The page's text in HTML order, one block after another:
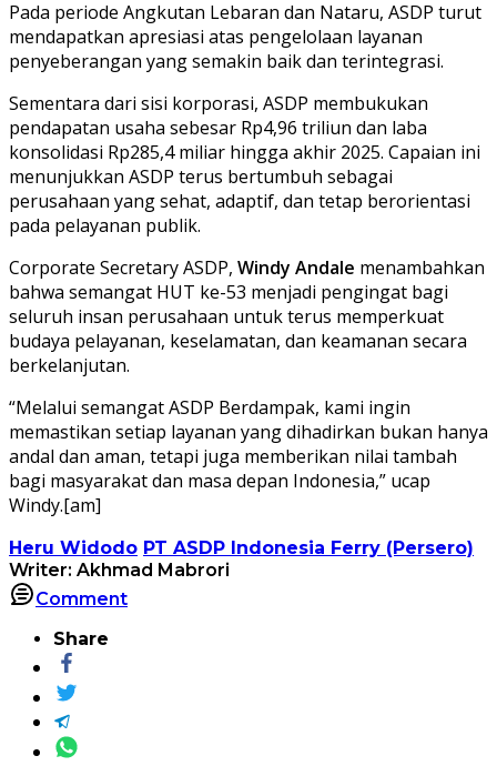
Pada periode Angkutan Lebaran dan Nataru, ASDP turut
mendapatkan apresiasi atas pengelolaan layanan
penyeberangan yang semakin baik dan terintegrasi.
Sementara dari sisi korporasi, ASDP membukukan
pendapatan usaha sebesar Rp4,96 triliun dan laba
konsolidasi Rp285,4 miliar hingga akhir 2025. Capaian ini
menunjukkan ASDP terus bertumbuh sebagai
perusahaan yang sehat, adaptif, dan tetap berorientasi
pada pelayanan publik.
Corporate Secretary ASDP, Windy Andale menambahkan
bahwa semangat HUT ke-53 menjadi pengingat bagi
seluruh insan perusahaan untuk terus memperkuat
budaya pelayanan, keselamatan, dan keamanan secara
berkelanjutan.
“Melalui semangat ASDP Berdampak, kami ingin
memastikan setiap layanan yang dihadirkan bukan hanya
andal dan aman, tetapi juga memberikan nilai tambah
bagi masyarakat dan masa depan Indonesia,” ucap
Windy.[am]
Heru Widodo PT ASDP Indonesia Ferry (Persero)
Writer: Akhmad Mabrori
Comment
Share